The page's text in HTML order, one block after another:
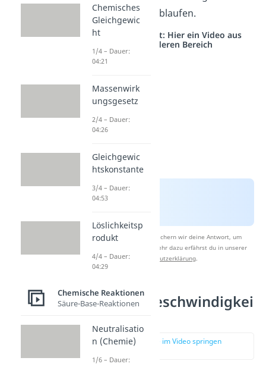
Geschwindigkeit ablaufen.
Studyflix vernetzt: Hier ein Video aus
einem anderen Bereich
Nach Beantwortung speichern wir deine Antwort, um
Studyflix zu verbessern. Mehr dazu erfährst du in unserer
Datenschutzerklärung.
Reaktionsgeschwindigkei
zur Stelle im Video springen
Chemisches
Gleichgewic
ht
1/4 – Dauer:
04:21
Massenwirk
ungsgesetz
2/4 – Dauer:
04:26
Gleichgewic
htskonstante
3/4 – Dauer:
04:53
Löslichkeitsp
rodukt
4/4 – Dauer:
04:29
Chemische Reaktionen
Säure-Base-Reaktionen
Neutralisatio
n (Chemie)
1/6 – Dauer: